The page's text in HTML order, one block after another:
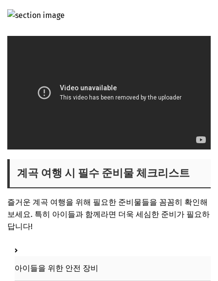
계곡 여행 시 필수 준비물 체크리스트
즐거운 계곡 여행을 위해 필요한 준비물들을 꼼꼼히 확인해
보세요. 특히 아이들과 함께라면 더욱 세심한 준비가 필요하
답니다!
아이들을 위한 안전 장비